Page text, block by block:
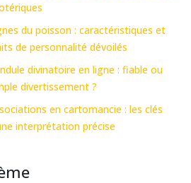
du poisson : caractéristiques et
de personnalité dévoilés
divinatoire en ligne : fiable ou
divertissement ?
en cartomancie : les clés
interprétation précise